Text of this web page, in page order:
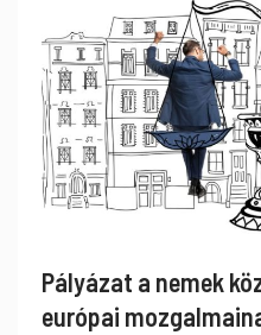
Pályázat a nemek
európai